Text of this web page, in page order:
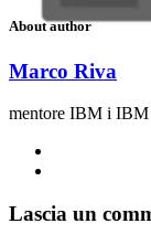
About author
Marco Riva
mentore IBM i IBM
Lascia un